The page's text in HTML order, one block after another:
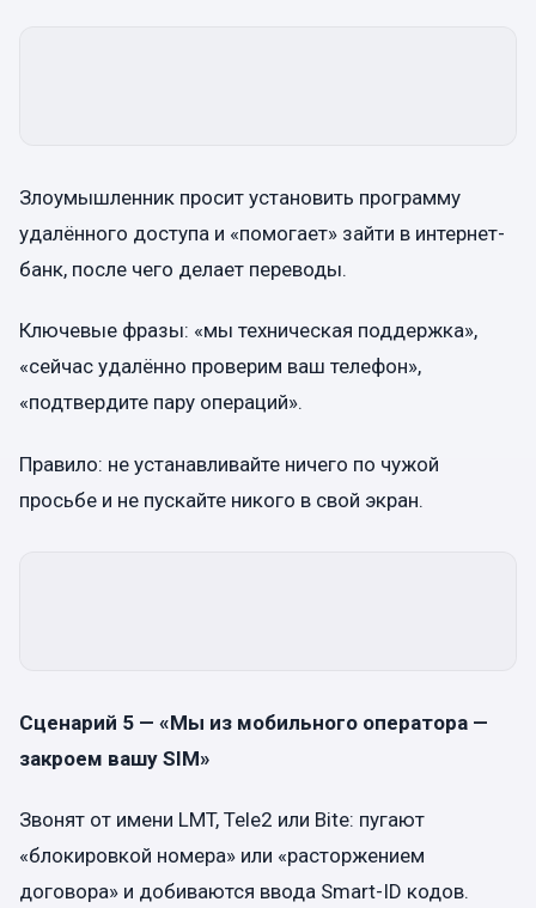
Злоумышленник просит установить программу
удалённого доступа и «помогает» зайти в интернет-
банк, после чего делает переводы.
Ключевые фразы: «мы техническая поддержка»,
«сейчас удалённо проверим ваш телефон»,
«подтвердите пару операций».
Правило: не устанавливайте ничего по чужой
просьбе и не пускайте никого в свой экран.
Сценарий 5 — «Мы из мобильного оператора —
закроем вашу SIM»
Звонят от имени LMT, Tele2 или Bite: пугают
«блокировкой номера» или «расторжением
договора» и добиваются ввода Smart-ID кодов.